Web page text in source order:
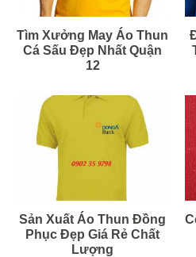
Tìm Xưởng May Áo Thun
Cá Sấu Đẹp Nhất Quận
12
Sản Xuất Áo Thun Đồng
Phục Đẹp Giá Rẻ Chất
Lượng